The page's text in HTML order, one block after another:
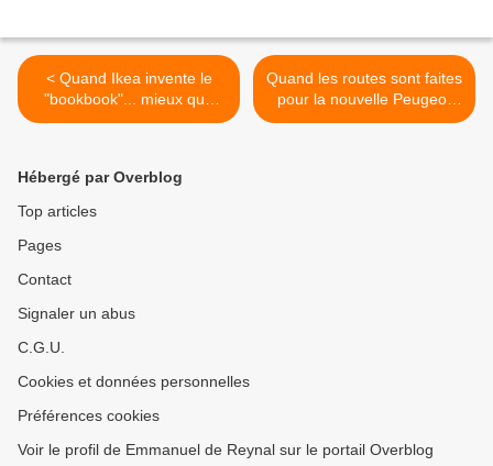
< Quand Ikea invente le
"bookbook"... mieux que
l'iPad.
Quand les routes sont faites
pour la nouvelle Peugeot
508... >
Hébergé par Overblog
Top articles
Pages
Contact
Signaler un abus
C.G.U.
Cookies et données personnelles
Préférences cookies
Voir le profil de Emmanuel de Reynal sur le portail Overblog